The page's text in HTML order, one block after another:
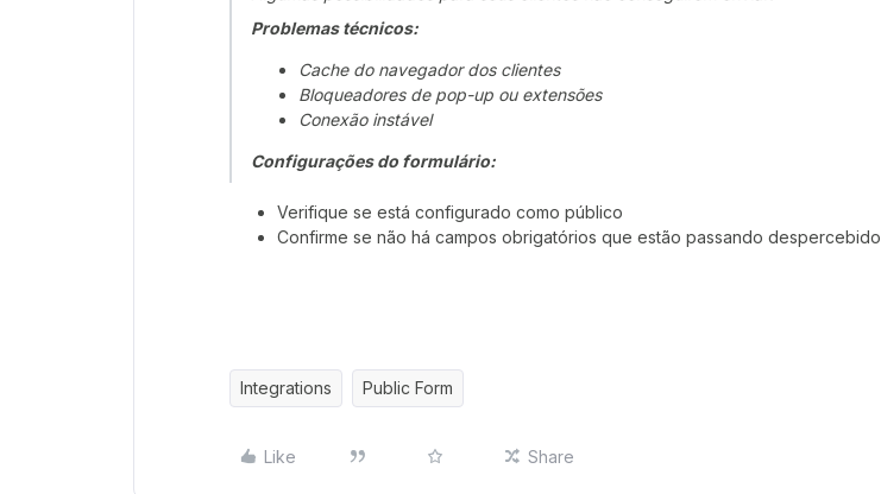
Problemas técnicos:
Cache do navegador dos clientes
Bloqueadores de pop-up ou extensões
Conexão instável
Configurações do formulário:
Verifique se está configurado como público
Confirme se não há campos obrigatórios que estão passando despercebido
Integrations Public Form
Like Share